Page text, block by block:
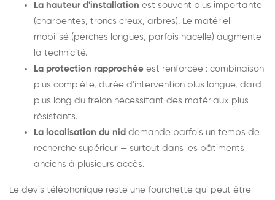
La hauteur d'installation est souvent plus importante
(charpentes, troncs creux, arbres). Le matériel
mobilisé (perches longues, parfois nacelle) augmente
la technicité.
La protection rapprochée est renforcée : combinaison
plus complète, durée d'intervention plus longue, dard
plus long du frelon nécessitant des matériaux plus
résistants.
La localisation du nid demande parfois un temps de
recherche supérieur — surtout dans les bâtiments
anciens à plusieurs accès.
Le devis téléphonique reste une fourchette qui peut être